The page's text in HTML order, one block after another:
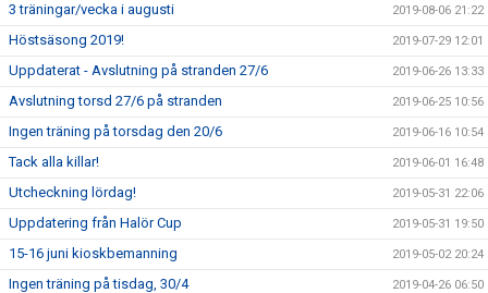
3 träningar/vecka i augusti 2019-08-06 21:22
Höstsäsong 2019! 2019-07-29 12:01
Uppdaterat - Avslutning på stranden 27/6 2019-06-26 13:33
Avslutning torsd 27/6 på stranden 2019-06-25 10:56
Ingen träning på torsdag den 20/6 2019-06-16 10:54
Tack alla killar! 2019-06-01 16:48
Utcheckning lördag! 2019-05-31 22:06
Uppdatering från Halör Cup 2019-05-31 19:50
15-16 juni kioskbemanning 2019-05-02 20:24
Ingen träning på tisdag, 30/4 2019-04-26 06:50